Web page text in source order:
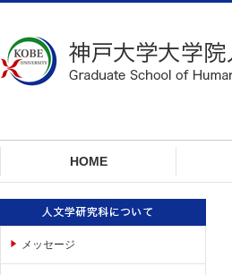
カ
ル
ー
ョ
へ
ジ
ャ
HOME
メッセージ